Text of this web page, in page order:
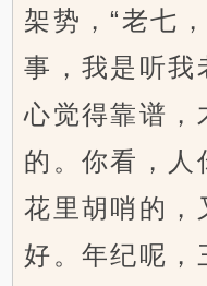
架势，“老七
事，我是听我
心觉得靠谱，
的。你看，人
花里胡哨的，
好。年纪呢，